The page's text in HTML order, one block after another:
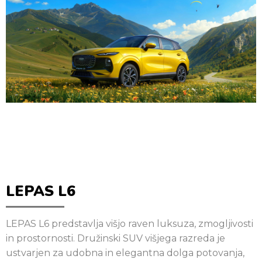
LEPAS L6
LEPAS L6 predstavlja višjo raven luksuza, zmogljivosti
in prostornosti. Družinski SUV višjega razreda je
ustvarjen za udobna in elegantna dolga potovanja,